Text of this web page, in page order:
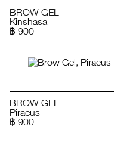
BROW GEL
Kinshasa
฿ 900
BROW GEL
Piraeus
฿ 900